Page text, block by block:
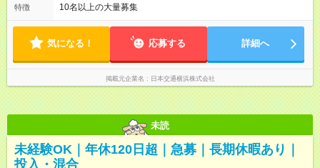
分を休息する勤務シフトです。 《勤務時間帯一例》 ・8：00～
間 1ヶ月単位の変形労働時間制 ※1日3時間以上の休憩あり／タ
イミングは自由 ◆隔日勤務（月間12～13回乗務） →1回の乗務
で2回分働き、まとめて2日分を休息する勤務シフトです。 《勤
務時間帯一例》 ・8：00～翌2：00 ・14：00～翌8：00
特徴 10名以上の大量募集
気になる！ 応募する 詳細へ
掲載元企業名 日本交通横浜株式会社
未読
未経験OK｜年休120日超｜急募｜長期休暇あり｜
投入・混合